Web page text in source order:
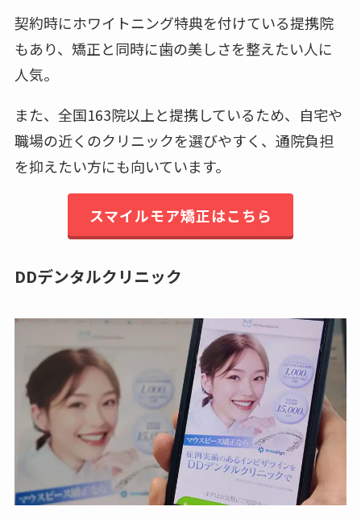
契約時にホワイトニング特典を付けている提携院
もあり、矯正と同時に歯の美しさを整えたい人に
人気。
また、全国163院以上と提携しているため、自宅や
職場の近くのクリニックを選びやすく、通院負担
を抑えたい方にも向いています。
スマイルモア矯正はこちら
DDデンタルクリニック